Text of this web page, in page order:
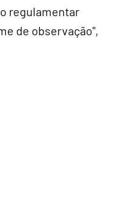
regulamentar
de observação",